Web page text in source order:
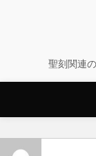
聖刻関連